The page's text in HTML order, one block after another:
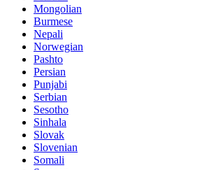
Mongolian
Burmese
Nepali
Norwegian
Pashto
Persian
Punjabi
Serbian
Sesotho
Sinhala
Slovak
Slovenian
Somali